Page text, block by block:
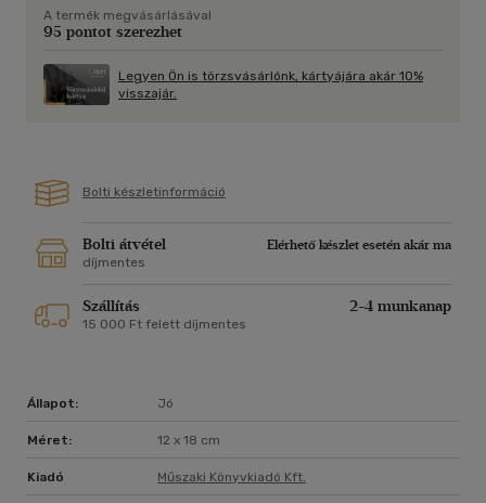
A termék megvásárlásával
95 pontot szerezhet
Legyen Ön is törzsvásárlónk, kártyájára akár 10%
visszajár.
Bolti készletinformáció
Bolti átvétel
Elérhető készlet esetén akár ma
díjmentes
Szállítás 2-4 munkanap
15 000 Ft felett díjmentes
Állapot: Jó
Méret: 12 x 18 cm
Kiadó Műszaki Könyvkiadó Kft.